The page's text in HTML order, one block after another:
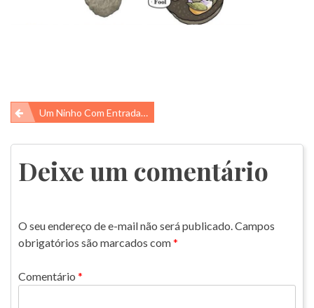
Navegação
de
Post
Um Ninho Com Entrada Secreta
Deixe um comentário
O seu endereço de e-mail não será publicado. Campos
obrigatórios são marcados com*
Comentário *